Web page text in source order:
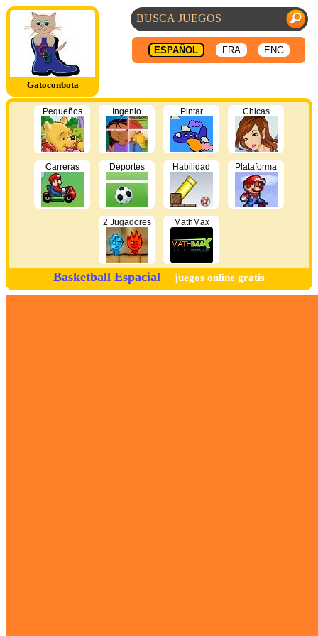
Gatoconbota
ESPAÑOL FRA ENG
Pequeños Ingenio Pintar Chicas
Carreras Deportes Habilidad Plataforma
2 Jugadores MathMax
Basketball Espacial juegos online gratis